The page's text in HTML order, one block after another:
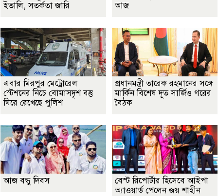
ইতালি, সতর্কতা জারি
আজ
এবার মিরপুর মেট্রোরেল
স্টেশনের নিচে বোমাসদৃশ বস্তু
ঘিরে রেখেছে পুলিশ
প্রধানমন্ত্রী তারেক রহমানের সঙ্গে
মার্কিন বিশেষ দূত সার্জিও গরের
বৈঠক
আজ বন্ধু দিবস
বেস্ট রিপোর্টার হিসেবে আইপা
অ্যাওয়ার্ড পেলেন জয় শাহীন